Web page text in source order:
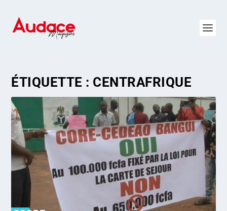
ÉTIQUETTE : CENTRAFRIQUE